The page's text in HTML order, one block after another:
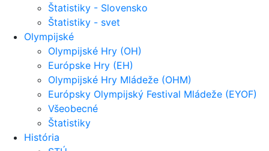
Štatistiky - Slovensko
Štatistiky - svet
Olympijské
Olympijské Hry (OH)
Európske Hry (EH)
Olympijské Hry Mládeže (OHM)
Európsky Olympijský Festival Mládeže (EYOF)
Všeobecné
Štatistiky
História